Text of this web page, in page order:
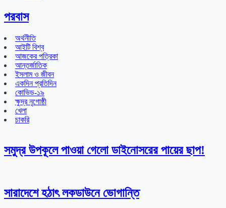
পরবাস
অর্থনীতি
আইটি বিশ্ব
আজকের পত্রিকা
আন্তর্জাতিক
ইসলাম ও জীবন
একদিন প্রতিদিন
কোভিড-১৯
ক্ষুদ্র নৃগোষ্ঠী
খেলা
চাকরি
সমুদ্র উপকূলে পাওয়া গেলো ডাইনোসরের পায়ের ছাপ!
সারাদেশে হঠাৎ লকডাউনে ভোগান্তি